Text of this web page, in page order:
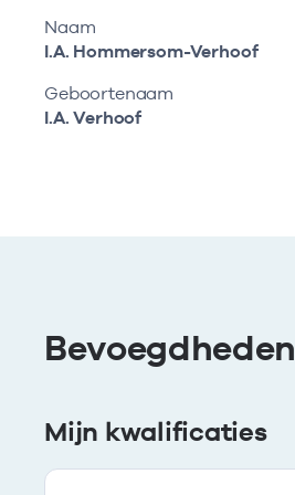
Naam
I.A. Hommersom-Verhoof
Geboortenaam
I.A. Verhoof
Bevoegdheden
Mijn kwalificaties